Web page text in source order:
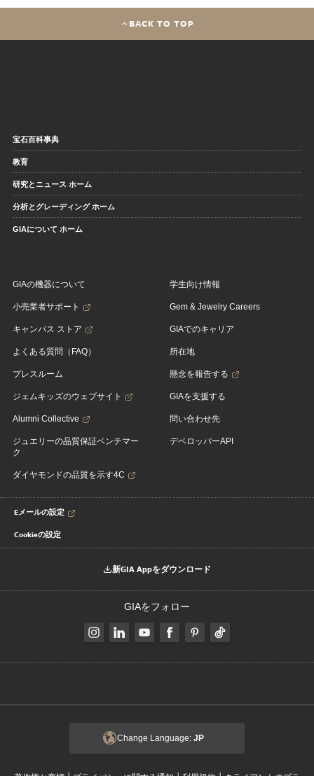
BACK TO TOP
宝石百科事典
教育
研究とニュース ホーム
分析とグレーディング ホーム
GIAについて ホーム
GIAの機器について
小売業者サポート
キャンパス ストア
よくある質問（FAQ）
プレスルーム
ジェムキッズのウェブサイト
Alumni Collective
ジュエリーの品質保証ベンチマー
ク
ダイヤモンドの品質を示す4C
学生向け情報
Gem & Jewelry Careers
GIAでのキャリア
所在地
懸念を報告する
GIAを支援する
問い合わせ先
デベロッパーAPI
Eメールの設定
Cookieの設定
新GIA Appをダウンロード
GIAをフォロー
Change Language: JP